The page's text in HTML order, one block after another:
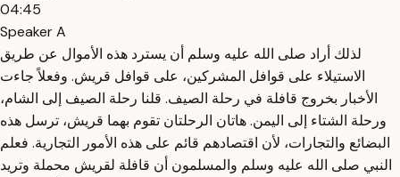
04:45
Speaker A
لذلك أراد صلى الله عليه وسلم أن يسترد هذه الأموال عن طريق
الاستيلاء على قوافل المشركين، على قوافل قريش. وفعلاً جاءت
الأخبار بخروج قافلة في رحلة الصيف. قلنا رحلة الصيف إلى الشام،
ورحلة الشتاء إلى اليمن. هاتان الرحلتان تقوم بهما قريش، ترسل هذه
البضائع والتجارات، لأن اقتصادهم قائم على هذه الأمور التجارية. فعلم
النبي صلى الله عليه وسلم والمسلمون أن قافلة لقريش محملة وتريد